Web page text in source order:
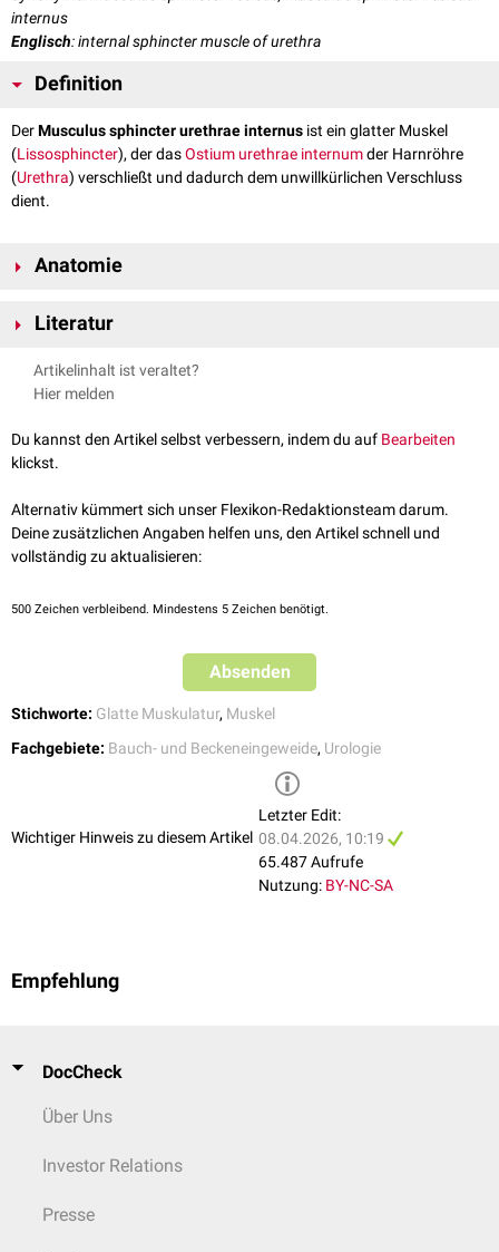
internus
Englisch: internal sphincter muscle of urethra
Definition
DerMusculus sphincter urethrae internus ist ein glatter Muskel
(Lissosphincter), der dasOstium urethrae internumder Harnröhre
(Urethra) verschließt und dadurch dem unwillkürlichen Verschluss
dient.
Anatomie
Harnblasein die Urethra. Die
Plexus hypogastricus inferior
Literatur
Anderhuber et al., Waldeyer - Anatomie des Menschen: Lehrbuch und
Atlas in einem Band (De Gruyter Studium) (19th totaly rev. ed.), De
Artikelinhalt ist veraltet?
Hier melden
Du kannst den Artikel selbst verbessern, indem du auf Bearbeiten
klickst.
Alternativ kümmert sich unser Flexikon-Redaktionsteam darum.
Deine zusätzlichen Angaben helfen uns, den Artikel schnell und
vollständig zu aktualisieren:
500 Zeichen verbleibend. Mindestens 5 Zeichen benötigt.
Absenden
Stichworte: Glatte Muskulatur, Muskel
Fachgebiete: Bauch- und Beckeneingeweide, Urologie
Wichtiger Hinweis zu diesem Artikel
Letzter Edit:
08.04.2026, 10:19
65.487 Aufrufe
Nutzung: BY-NC-SA
Empfehlung
DocCheck
Über Uns
Investor Relations
Presse